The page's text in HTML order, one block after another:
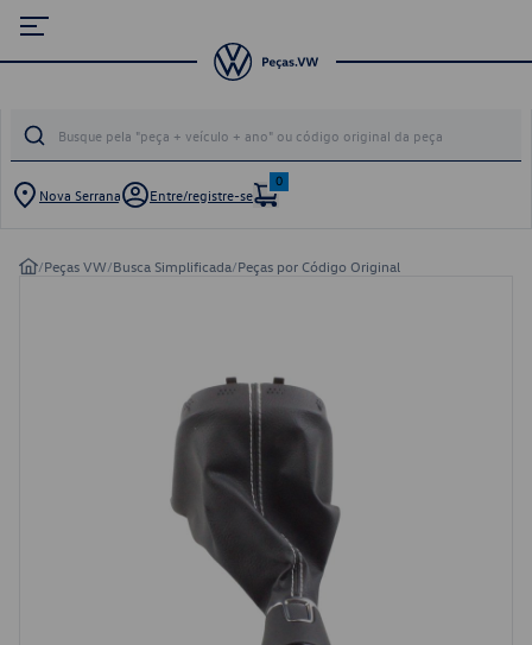
Nova Serrana Entre/registre-se
0
/Peças VW/Busca Simplificada/Peças por Código Original